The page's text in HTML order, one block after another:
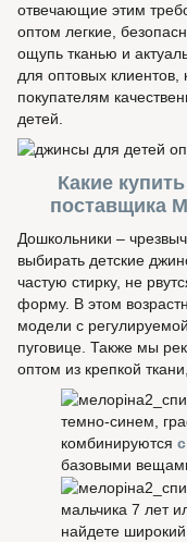
отвечающие этим
оптом легкие,
ощупь тканью и
для оптовых клиентов,
покупателям
детей.
Какие
поставщика
Дошкольники –
выбирать детские
частую стирку, не
форму. В этом
модели с
пуговице. Также мы
оптом из крепкой
темно-синем,
комбинируются
базовыми
мальчика 7 лет
найдете